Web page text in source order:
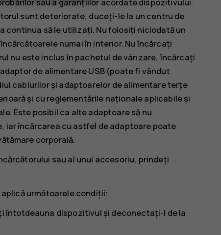
sunt deteriorate, duceți-le la un centru de
continua să le utilizați. Nu folosiți niciodată un
numai în interior. Nu încărcați
nu este inclus în pachetul de vânzare, încărcați
de alimentare USB (poate fi vândut
cablurilor și adaptoarelor de alimentare terțe
și cu reglementările naționale aplicabile și
Este posibil ca alte adaptoare să nu
iar încărcarea cu astfel de adaptoare poate
corporală.
sau al unui accesoriu, prindeți
următoarele condiții:
întotdeauna dispozitivul și deconectați-l de la